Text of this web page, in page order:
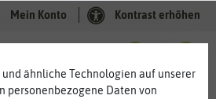
Mein Konto Kontrast erhöhen
ähnliche Technologien auf unserer
personenbezogene Daten von